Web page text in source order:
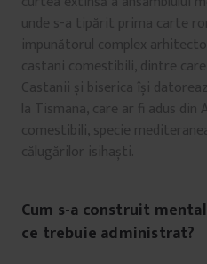
unde s-a tipărit prima carte
impunătorul complex
castani comestibili, dintre
Castanii și biserica își
la Tismana, care ar fi adus
comestibili, specie
călugărilor isihaști.
Cum s-a construit
ce trebuie administrat?